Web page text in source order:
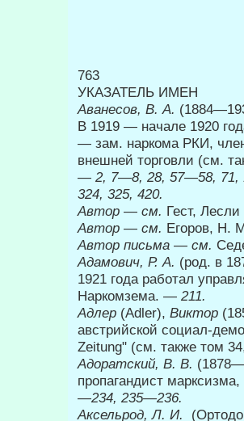
763
УКАЗАТЕЛЬ ИМЕН
Аванесов, В. А.
В 1919 — начале 1920
— зам. наркома РКИ,
внешней торговли (см.
— 2, 7—8, 28, 57—58, 71,
324, 325, 420.
Автор — см. Гест,
Автор — см. Егоров, Η.
Автор письма — см.
Адамович, Р. А. (род. в
1921 года работал
Наркомзема. — 211.
Адлер (Adler), Виктор
австрийской социал-
Zeitung" (см. также том
Адоратский, В. В.
пропагандист
—234, 235—236.
Аксельрод, Л. И.